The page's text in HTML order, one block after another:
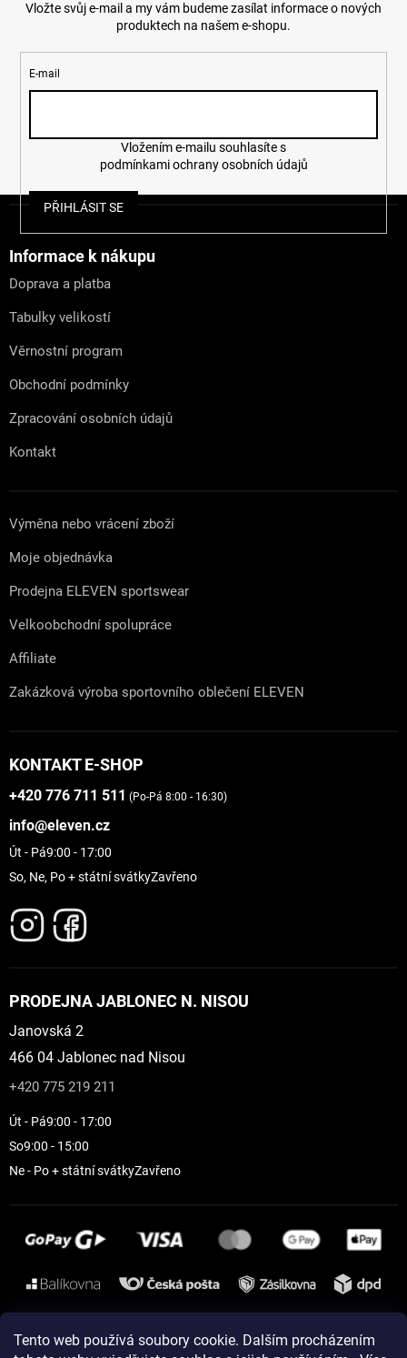
Tento web používá soubory cookie. Dalším procházením
Vložte svůj e-mail a my vám budeme zasílat informace o nových
produktech na našem e-shopu.
E-mail
podmínkami ochrany osobních údajů
PŘIHLÁSIT SE
Informace k nákupu
Doprava a platba
Tabulky velikostí
Věrnostní program
Obchodní podmínky
Zpracování osobních údajů
Kontakt
Výměna nebo vrácení zboží
Moje objednávka
Prodejna ELEVEN sportswear
Velkoobchodní spolupráce
Affiliate
Zakázková výroba sportovního oblečení ELEVEN
KONTAKT E-SHOP
+420 776 711 511 (Po-Pá 8:00 - 16:30)
info@eleven.cz
Út - Pá9:00 - 17:00
So, Ne, Po + státní svátkyZavřeno
PRODEJNA JABLONEC N. NISOU
Janovská 2
466 04 Jablonec nad Nisou
+420 775 219 211
Út - Pá9:00 - 17:00
So9:00 - 15:00
Ne - Po + státní svátkyZavřeno
Instagram